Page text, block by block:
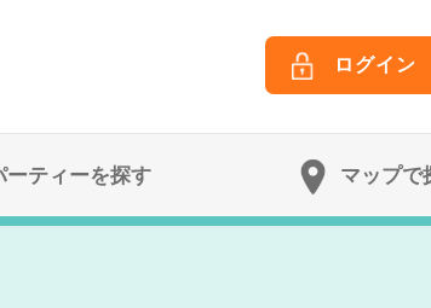
ログイン
ーティーを探す マップで